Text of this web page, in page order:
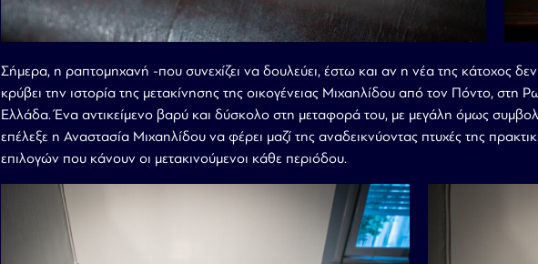
Σήμερα, η ραπτομηχανή -που συνεχίζει να δουλεύει, έστω και αν η νέα της κάτοχος δεν
κρύβει την ιστορία της μετακίνησης της οικογένειας Μιχαηλίδου από τον Πόντο, στη
Ελλάδα. Ένα αντικείμενο βαρύ και δύσκολο στη μεταφορά του, με μεγάλη όμως
επέλεξε η Αναστασία Μιχαηλίδου να φέρει μαζί της αναδεικνύοντας πτυχές της
επιλογών που κάνουν οι μετακινούμενοι κάθε περιόδου.